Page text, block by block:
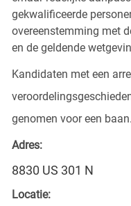
gekwalificeerde
overeenstemming met
en de geldende
Kandidaten met een
genomen voor een baan.
Adres:
8830 US 301 N
Locatie: